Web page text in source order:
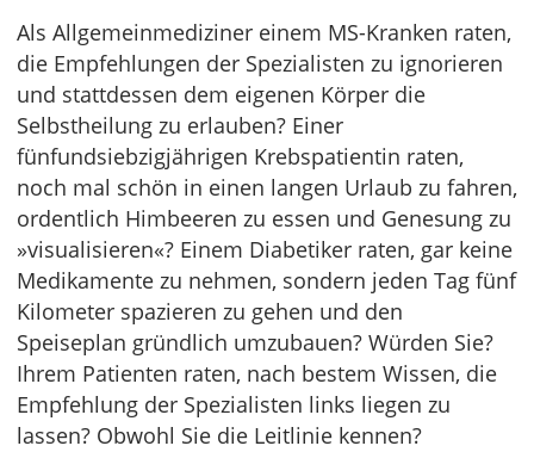
Als Allgemeinmediziner einem MS-Kranken raten,
die Empfehlungen der Spezialisten zu ignorieren
und stattdessen dem eigenen Körper die
Selbstheilung zu erlauben? Einer
fünfundsiebzigjährigen Krebspatientin raten,
noch mal schön in einen langen Urlaub zu fahren,
ordentlich Himbeeren zu essen und Genesung zu
»visualisieren«? Einem Diabetiker raten, gar keine
Medikamente zu nehmen, sondern jeden Tag fünf
Kilometer spazieren zu gehen und den
Speiseplan gründlich umzubauen? Würden Sie?
Ihrem Patienten raten, nach bestem Wissen, die
Empfehlung der Spezialisten links liegen zu
lassen? Obwohl Sie die Leitlinie kennen?